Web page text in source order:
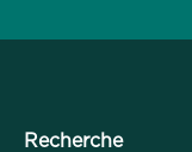
Recherche